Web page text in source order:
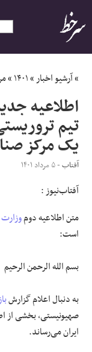
ایران
سیاسی
اقتصاد
ورزشی
اجتماعی
حوادث
علوم و فن آوری
فرهنگی و هنری
»آرشیو اخبار»۱۴۰۱»
اطلاعیه
تیم
یک مرکز
آفتاب- ۵ مرداد ۱۴۰۱
آفتاب‌‌نیوز :
متن اطلاعیه دوم
است:
بسم الله الرحمن الرحیم
به دنبال اعلام گزارش
صهیونیستی، بخشی از
ایران می‌رساند.